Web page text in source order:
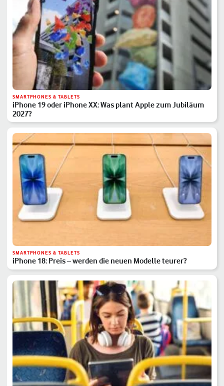
SMARTPHONES & TABLETS
iPhone 19 oder iPhone XX: Was plant Apple zum Jubiläum
2027?
SMARTPHONES & TABLETS
iPhone 18: Preis – werden die neuen Modelle teurer?